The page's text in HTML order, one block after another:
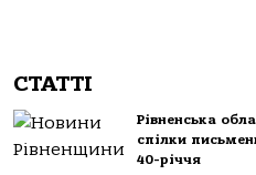
СТАТТІ
Рівненська
спілки
40-річчя